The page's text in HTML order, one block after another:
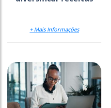
+ Mais Informações